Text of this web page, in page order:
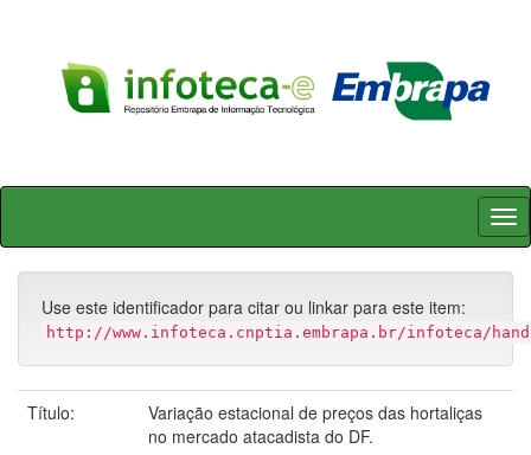
Skip
Use este identificador para citar ou linkar para este item:
http://www.infoteca.cnptia.embrapa.br/infoteca/
Título:
Variação estacional de preços das hortaliças
no mercado atacadista do DF.